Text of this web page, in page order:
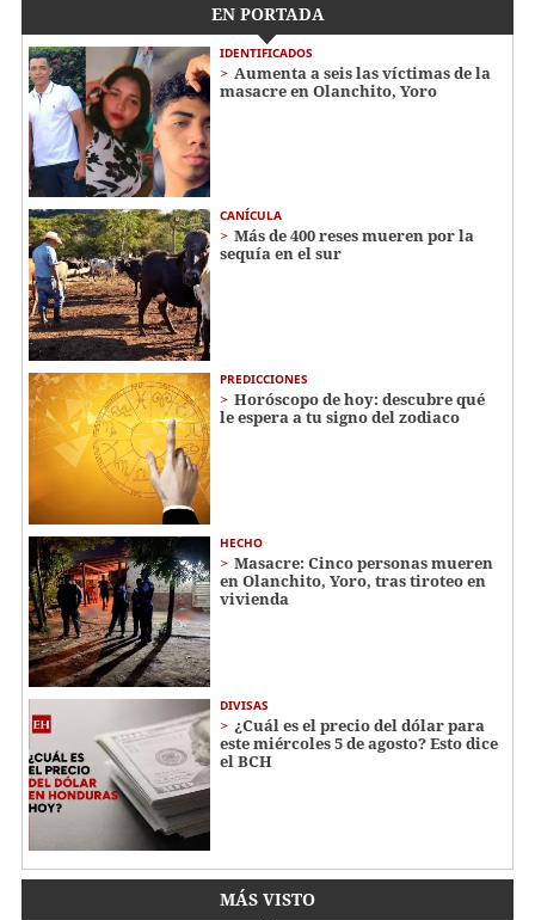
EN PORTADA
IDENTIFICADOS
Aumenta a seis las víctimas de la
masacre en Olanchito, Yoro
CANÍCULA
Más de 400 reses mueren por la
sequía en el sur
PREDICCIONES
Horóscopo de hoy: descubre qué
le espera a tu signo del zodiaco
HECHO
Masacre: Cinco personas mueren
en Olanchito, Yoro, tras tiroteo en
vivienda
DIVISAS
¿Cuál es el precio del dólar para
este miércoles 5 de agosto? Esto dice
el BCH
MÁS VISTO